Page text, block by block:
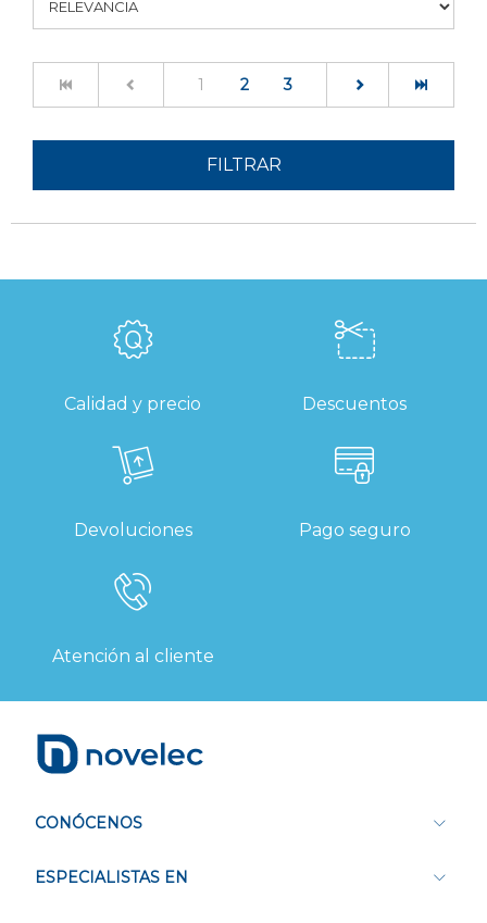
1 (current)
2 3
FILTRAR
Calidad y precio Descuentos
Devoluciones Pago seguro
Atención al cliente
CONÓCENOS
ESPECIALISTAS EN